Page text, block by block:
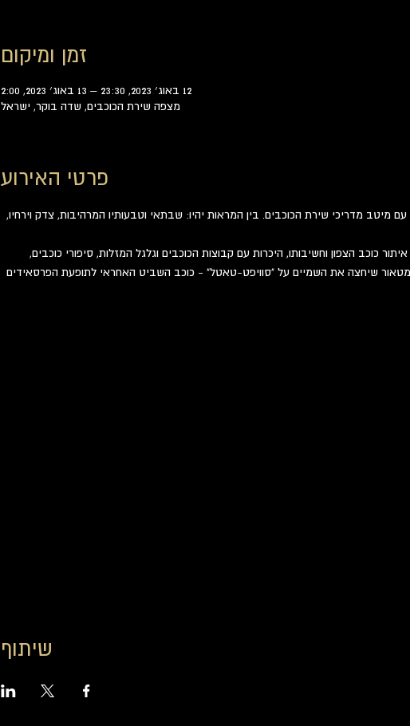
זמן ומיקום
12 באוג׳ 2023, 23:30 – 13 באוג׳ 2023, 2:00
מצפה שירת הכוכבים, שדה בוקר, ישראל
פרטי האירוע
מיטב מדריכי שירת הכוכבים. בין המראות יהיו: שבתאי וטבעותיו המרהיבות, צדק וירחיו,
כוכב הצפון וחשיבותו, היכרות עם קבוצות הכוכבים וגלגל המזלות, סיפורי כוכבים,
למטאור שיחצה את השמיים על "סוויפט-טאטל" - כוכב השביט האחראי לתופעת הפרסאידים
שיתוף